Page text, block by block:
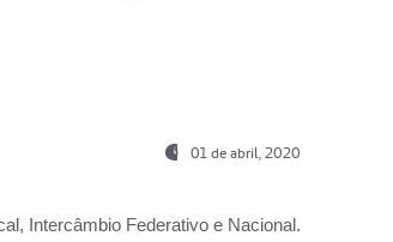
01 de abril, 2020
Intercâmbio Federativo e Nacional.